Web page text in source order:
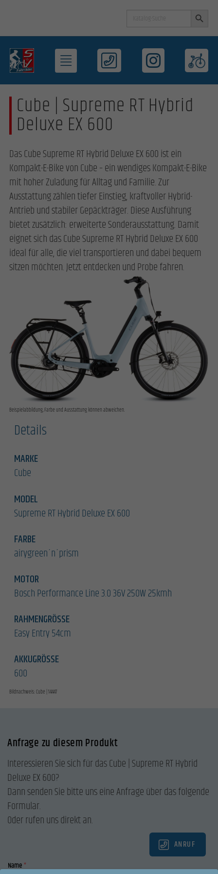
Cube | Supreme RT Hybrid
Deluxe EX 600
Das Cube Supreme RT Hybrid Deluxe EX 600 ist ein
Kompakt-E-Bike von Cube – ein wendiges Kompakt-E-Bike
mit hoher Zuladung für Alltag und Familie. Zur
Ausstattung zählen tiefer Einstieg, kraftvoller Hybrid-
Antrieb und stabiler Gepäckträger. Diese Ausführung
bietet zusätzlich: erweiterte Sonderausstattung. Damit
eignet sich das Cube Supreme RT Hybrid Deluxe EX 600
ideal für alle, die viel transportieren und dabei bequem
sitzen möchten. Jetzt entdecken und Probe fahren.
Beispielabbildung, Farbe und Ausstattung können abweichen.
Details
MARKE
Cube
MODEL
Supreme RT Hybrid Deluxe EX 600
FARBE
airygreen´n´prism
MOTOR
Bosch Performance Line 3.0 36V 250W 25kmh
RAHMENGRÖSSE
Easy Entry 54cm
AKKUGRÖSSE
600
Bildnachweis: Cube | 14447
Anfrage zu diesem Produkt
Interessieren Sie sich für das Cube | Supreme RT Hybrid
Deluxe EX 600?
Dann senden Sie bitte uns eine Anfrage über das folgende
Formular.
Oder rufen uns direkt an.
ANRUF
Name*